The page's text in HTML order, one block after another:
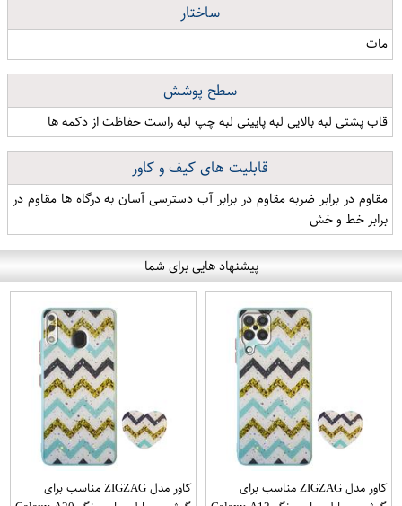
ساختار
مات
سطح پوشش
قاب پشتی لبه بالایی لبه پایینی لبه چپ لبه راست حفاظت از دکمه ها
قابلیت های کیف و کاور
مقاوم در برابر ضربه مقاوم در برابر آب دسترسی آسان به درگاه ها مقاوم در
برابر خط و خش
پیشنهاد هایی برای شما
کاور مدل ZIGZAG مناسب برای
کاور مدل ZIGZAG مناسب برای